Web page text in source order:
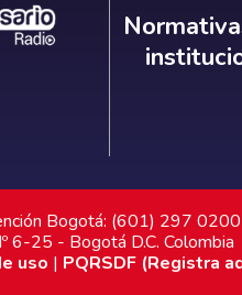
Bogotá: (601) 297 0200
6-25 - Bogotá D.C. Colombia
uso | PQRSDF (Registra